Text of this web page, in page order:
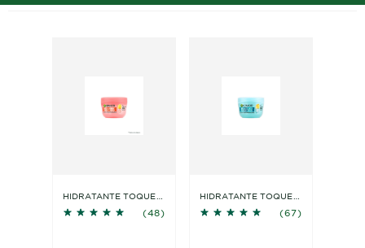
HIDRATANTE TOQUE
COLÁGENO
5 out of 5 stars based on reviews
(48)
HIDRATANTE TOQUE
SALICÍLICO
5 out of 5 stars based on
(67)